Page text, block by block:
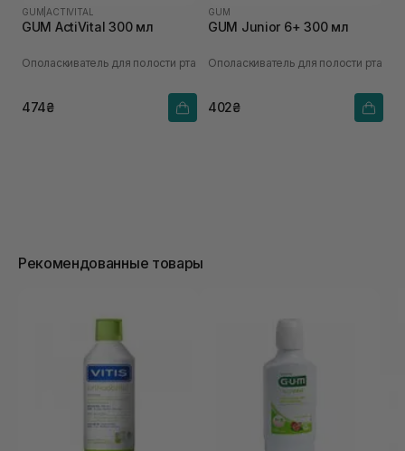
GUM ACTIVITAL
GUM ActiVital 300 мл
Ополаскиватель для полости рта
474₴
GUM
GUM Junior 6+ 300 мл
Ополаскиватель для полости рта
402₴
Рекомендованные товары